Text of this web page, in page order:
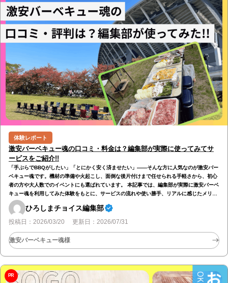
体験レポート
激安バーベキュー魂の口コミ・料金は？編集部が実際に使ってみてサ
ービスをご紹介!!
「手ぶらでBBQがしたい」「とにかく安く済ませたい」――そんな方に人気なのが激安バー
ベキュー魂です。機材の準備や火起こし、面倒な後片付けまで任せられる手軽さから、初心
者の方や大人数でのイベントにも選ばれています。 本記事では、編集部が実際に激安バーベ
キュー魂を利用してみた体験をもとに、サービスの流れや使い勝手、リアルに感じたメリッ
ト・デメリットまで正直にご紹介します。「本当に安いの？」「使い勝手はどう？」と気に
なっている方は、ぜひ参考にしてみてください！ 激安バーベキュー魂とは？ 激安バーベキ
ュー魂は、機材の準備から設営、火起こし、さらには後片付けまでをすべて任せられる「出
ひろしまチョイス編集部
投稿日：2026/03/20 更新日：2026/07/31
激安バーベキュー魂様
PR